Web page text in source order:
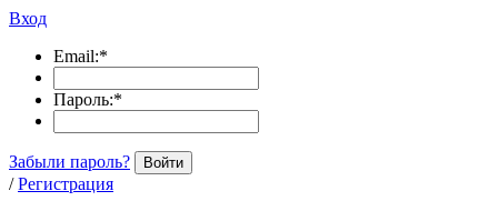
Вход
Email:*
Пароль:*
Забыли пароль? Войти
/ Регистрация